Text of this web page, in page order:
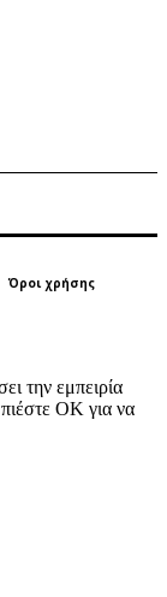
Όροι χρήσης
την εμπειρία
ΟΚ για να